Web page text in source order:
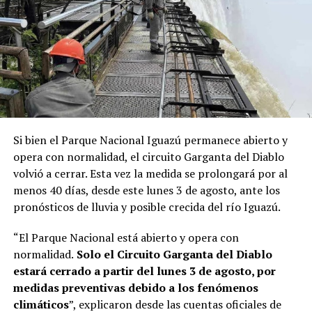
pensé inmediatamente en nuestros chicos. Me pareció
un sistema muy práctico y una experiencia que podía
marcarles el futuro”, contó Lory.
A partir de ese contacto, el director del instituto le
ofreciódos becas de capacitacióngratuita por un mes
para operarios de la empresa, con la condición de que
cubriera los pasajes aéreos.La propuesta fue aceptada
de inmediato.
“Mi esposa es profesora de alemán en una escuela
técnica. Esa misma noche la llamé desde Alemania y
hacerlo’”, recordó.
Estudiar alemán para llegar a Alemania
Al regresar aMisiones, Lory conversó con Skölfman y
Si bien el Parque Nacional Iguazú permanece abierto y
opera con normalidad, el circuito Garganta del Diablo
volvió a cerrar. Esta vez la medida se prolongará por al
menos 40 días, desde este lunes 3 de agosto, ante los
pronósticos de lluvia y posible crecida del río Iguazú.
“El Parque Nacional está abierto y opera con
normalidad. Solo el Circuito Garganta del Diablo
estará cerrado a partir del lunes 3 de agosto, por
medidas preventivas debido a los fenómenos
climáticos”, explicaron desde las cuentas oficiales de